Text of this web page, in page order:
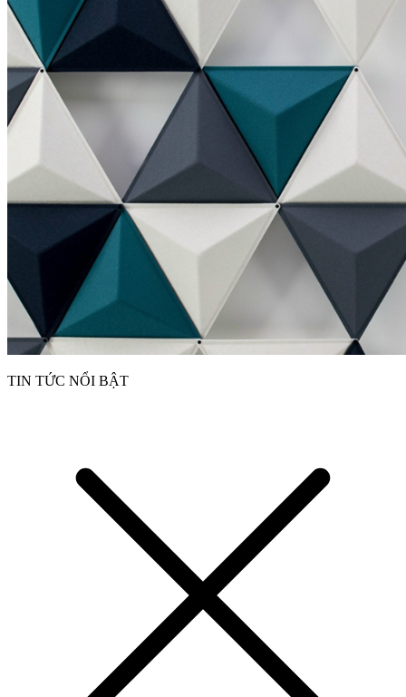
TIN TỨC NỔI BẬT